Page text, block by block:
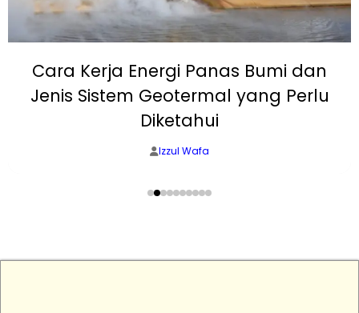
Cara Kerja Energi Panas Bumi dan
Jenis Sistem Geotermal yang Perlu
Diketahui
Izzul Wafa